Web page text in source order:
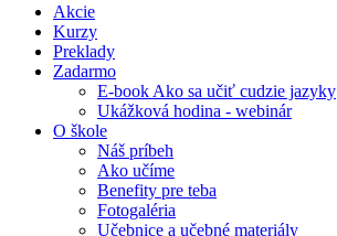
Akcie
Kurzy
Preklady
Zadarmo
E-book Ako sa učiť cudzie jazyky
Ukážková hodina - webinár
O škole
Náš príbeh
Ako učíme
Benefity pre teba
Fotogaléria
Učebnice a učebné materiály